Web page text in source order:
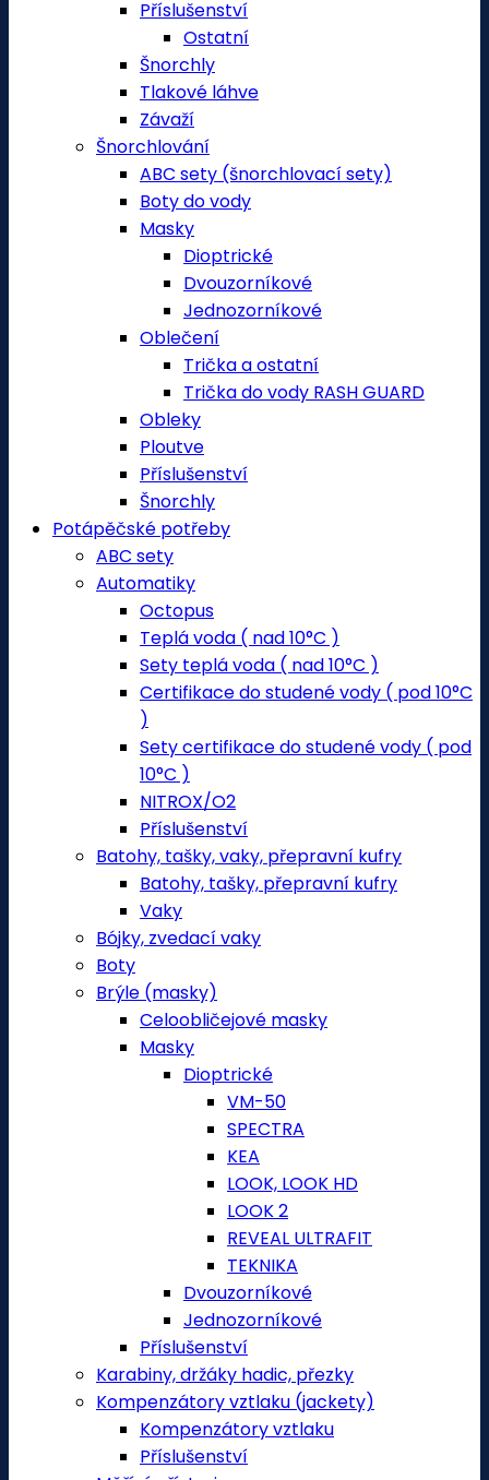
Příslušenství
Ostatní
Šnorchly
Tlakové láhve
Závaží
Šnorchlování
ABC sety (šnorchlovací sety)
Boty do vody
Masky
Dioptrické
Dvouzorníkové
Jednozorníkové
Oblečení
Trička a ostatní
Trička do vody RASH GUARD
Obleky
Ploutve
Příslušenství
Šnorchly
Potápěčské potřeby
ABC sety
Automatiky
Octopus
Teplá voda ( nad 10°C )
Sety teplá voda ( nad 10°C )
Certifikace do studené vody ( pod 10°C
)
Sety certifikace do studené vody ( pod
10°C )
NITROX/O2
Příslušenství
Batohy, tašky, vaky, přepravní kufry
Batohy, tašky, přepravní kufry
Vaky
Bójky, zvedací vaky
Boty
Brýle (masky)
Celoobličejové masky
Masky
Dioptrické
VM-50
SPECTRA
KEA
LOOK, LOOK HD
LOOK 2
REVEAL ULTRAFIT
TEKNIKA
Dvouzorníkové
Jednozorníkové
Příslušenství
Karabiny, držáky hadic, přezky
Kompenzátory vztlaku (jackety)
Kompenzátory vztlaku
Příslušenství